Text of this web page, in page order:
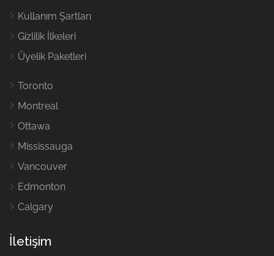
Kullanım Şartları
Gizlilik İlkeleri
Üyelik Paketleri
Toronto
Montreal
Ottawa
Mississauga
Vancouver
Edmonton
Calgary
İletişim